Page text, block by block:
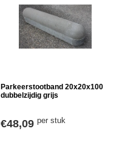
Parkeerstootband 20x20x100
dubbelzijdig grijs
€48,09per stuk